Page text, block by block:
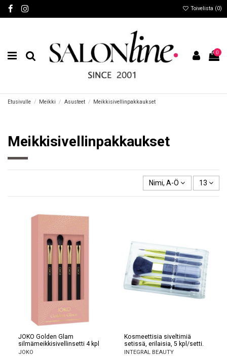
Toivelista (0)
0
Etusivulle Meikki Asusteet Meikkisivellinpakkaukset
Meikkisivellinpakkaukset
Nimi, A-Ö 13
JOKO Golden Glam
silmämeikkisivellinsetti 4 kpl
JOKO
Kosmeettisia siveltimiä
setissä, erilaisia, 5 kpl/setti.
INTEGRAL BEAUTY